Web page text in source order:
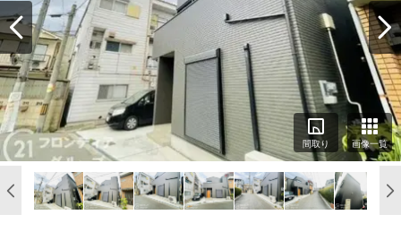
間取り 画像一覧